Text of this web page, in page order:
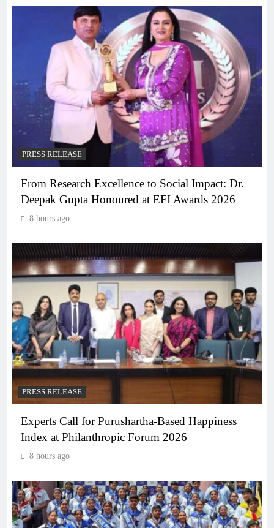
PRESS RELEASE
From Research Excellence to Social Impact: Dr.
Deepak Gupta Honoured at EFI Awards 2026
8 hours ago
PRESS RELEASE
Experts Call for Purushartha-Based Happiness
Index at Philanthropic Forum 2026
8 hours ago